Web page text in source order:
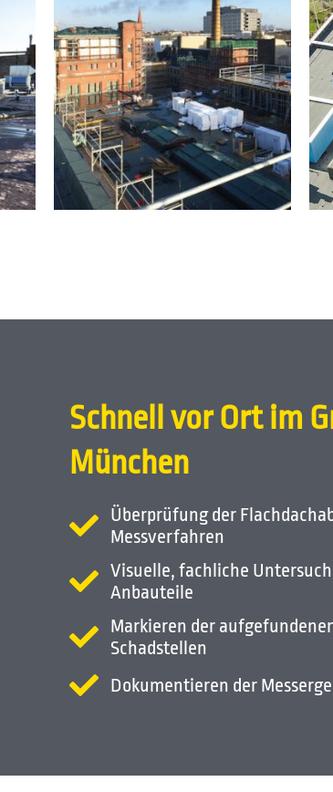
Schnell vor Ort im
München
Überprüfung der
Messverfahren
Visuelle, fachliche
Anbauteile
Markieren der
Schadstellen
Dokumentieren der